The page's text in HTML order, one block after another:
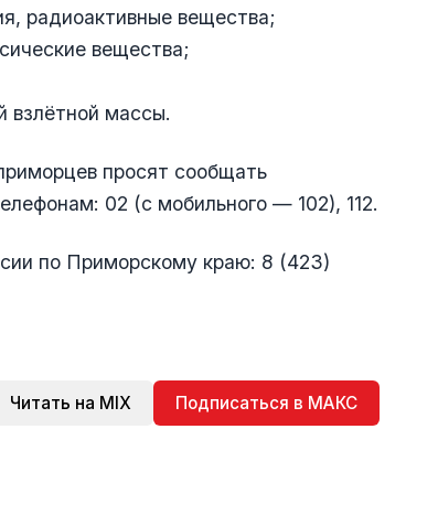
радиоактивные вещества;
вещества;
взлётной массы.
просят сообщать
02 (с мобильного — 102), 112.
по Приморскому краю: 8 (423)
Читать на MIX Подписаться в МАКС